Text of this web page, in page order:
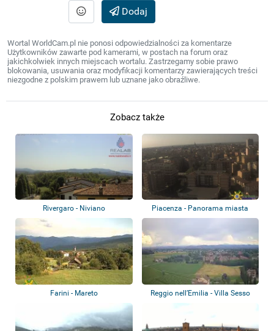
Dodaj
Wortal WorldCam.pl nie ponosi odpowiedzialności za komentarze
Użytkowników zawarte pod kamerami, w postach na forum oraz
jakichkolwiek innych miejscach wortalu. Zastrzegamy sobie prawo
blokowania, usuwania oraz modyfikacji komentarzy zawierających treści
niezgodne z polskim prawem lub uznane jako obraźliwe.
Zobacz także
Rivergaro - Niviano Piacenza - Panorama miasta
Farini - Mareto Reggio nell’Emilia - Villa Sesso